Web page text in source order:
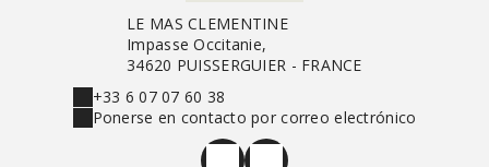
LE MAS CLEMENTINE
Impasse Occitanie,
34620 PUISSERGUIER - FRANCE
+33 6 07 07 60 38
Ponerse en contacto por correo electrónico